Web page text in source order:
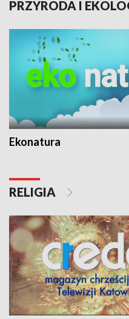
PRZYRODA I
Ekonatura
RELIGIA